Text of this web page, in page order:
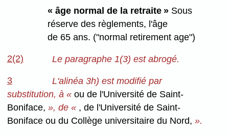
« âge normal de la retraite » Sous
réserve des règlements, l'âge
de 65 ans. ("normal retirement age")
2(2) Le paragraphe 1(3) est abrogé.
3
L'alinéa 3h) est modifié par
substitution, à « ou de l'Université de Saint-
Boniface, », de «, de l'Université de Saint-
Boniface ou du Collège universitaire du Nord, ».